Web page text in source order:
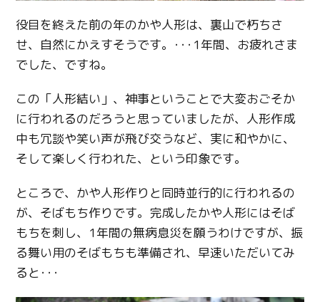
役目を終えた前の年のかや人形は、裏山で朽ちさ
せ、自然にかえすそうです。･･･1年間、お疲れさま
でした、ですね。
この「人形結い」、神事ということで大変おごそか
に行われるのだろうと思っていましたが、人形作成
中も冗談や笑い声が飛び交うなど、実に和やかに、
そして楽しく行われた、という印象です。
ところで、かや人形作りと同時並行的に行われるの
が、そばもち作りです。完成したかや人形にはそば
もちを刺し、1年間の無病息災を願うわけですが、振
る舞い用のそばもちも準備され、早速いただいてみ
ると･･･